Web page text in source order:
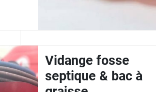
Vidange fosse
septique & bac à